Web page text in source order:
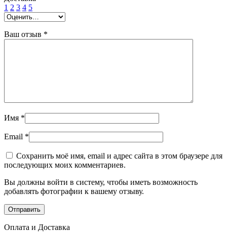
1 2 3 4 5
Ваш отзыв *
Имя *
Email *
Сохранить моё имя, email и адрес сайта в этом браузере для
последующих моих комментариев.
Вы должны войти в систему, чтобы иметь возможность
добавлять фотографии к вашему отзыву.
Оплата и Доставка